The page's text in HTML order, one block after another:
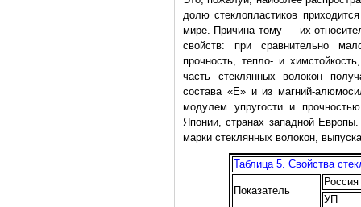
долю стеклопластиков
мире. Причина тому — их
свойств: при сравнительно
прочность, тепло- и
часть стеклянных волокон
состава «Е» и из магний-
модулем упругости и
Японии, странах западной
марки стеклянных волокон,
Таблица 5. Свойства
Показатель
Россия
УП